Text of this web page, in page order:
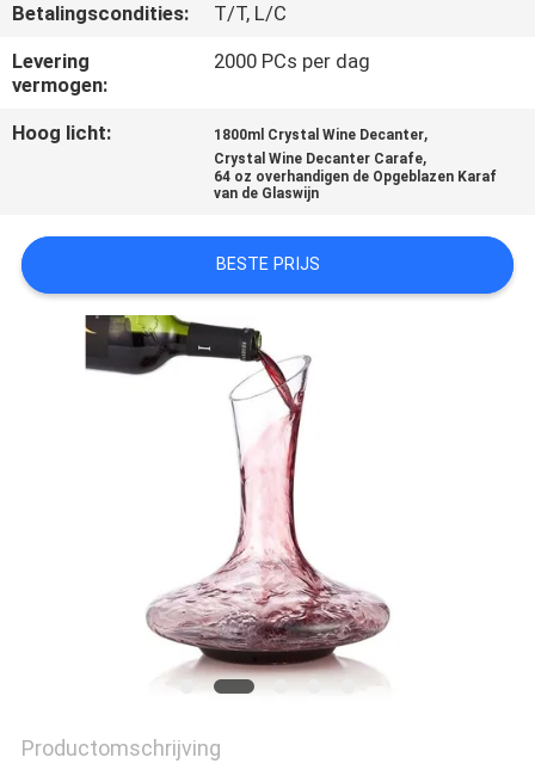
BLOGGEN
SITEMAP
Betalingscondities:
T/T, L/C
Levering
vermogen:
2000 PCs per dag
Hoog licht: 1800ml Crystal Wine Decanter,
Crystal Wine Decanter Carafe,
64 oz overhandigen de Opgeblazen Karaf
van de Glaswijn
BESTE PRIJS
Productomschrijving